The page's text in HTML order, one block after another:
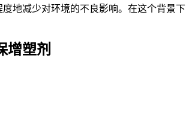
地减少对环境的不良影响。在这个背景
塑剂